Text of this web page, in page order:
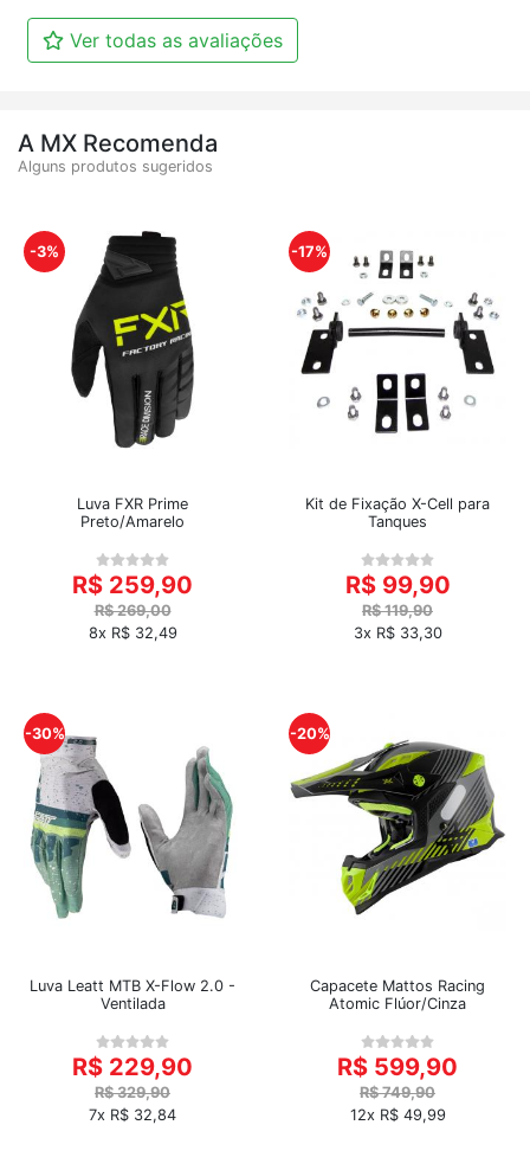
Ver todas as avaliações
A MX Recomenda
Alguns produtos sugeridos
-3%
Luva FXR Prime
Preto/Amarelo
R$ 259,90
R$ 269,00
8x R$ 32,49
-17%
Kit de Fixação X-Cell para
Tanques
R$ 99,90
R$ 119,90
3x R$ 33,30
-30%
Luva Leatt MTB X-Flow 2.0 -
Ventilada
R$ 229,90
R$ 329,90
7x R$ 32,84
-20%
Capacete Mattos Racing
Atomic Flúor/Cinza
R$ 599,90
R$ 749,90
12x R$ 49,99